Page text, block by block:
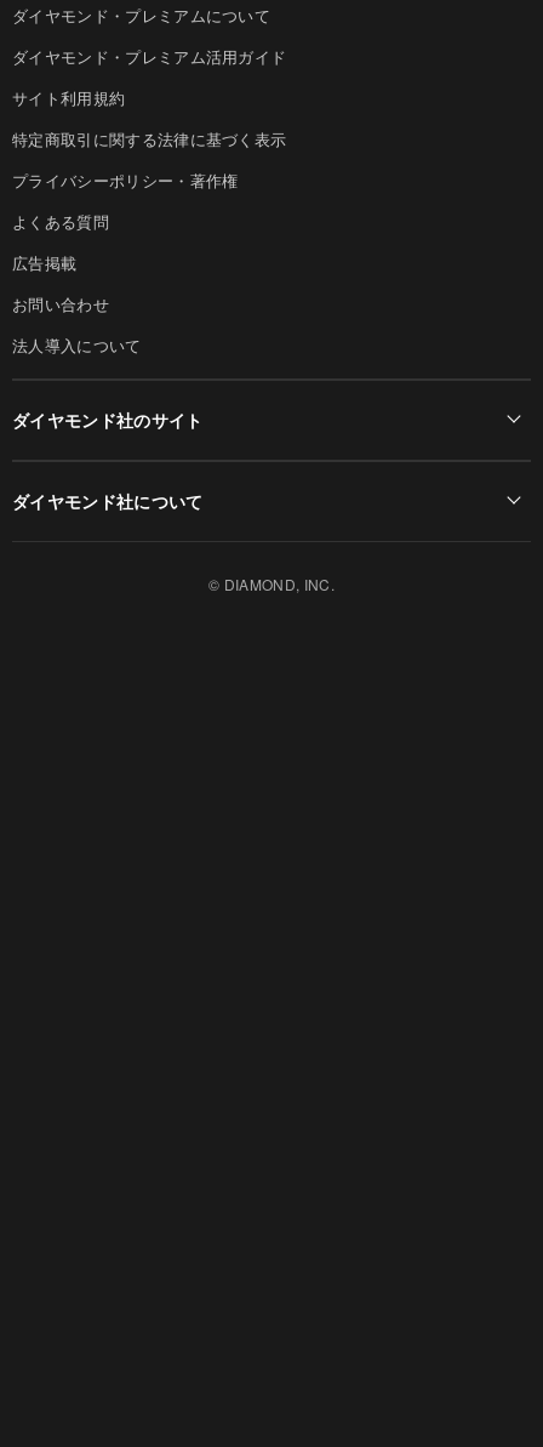
ダイヤモンド・プレミアムについて
ダイヤモンド・プレミアム活用ガイド
サイト利用規約
特定商取引に関する法律に基づく表示
プライバシーポリシー・著作権
よくある質問
広告掲載
お問い合わせ
法人導入について
ダイヤモンド社のサイト
ダイヤモンド社について
© DIAMOND, INC.